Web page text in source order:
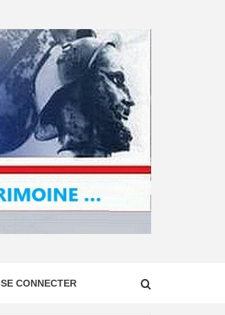
SE CONNECTER